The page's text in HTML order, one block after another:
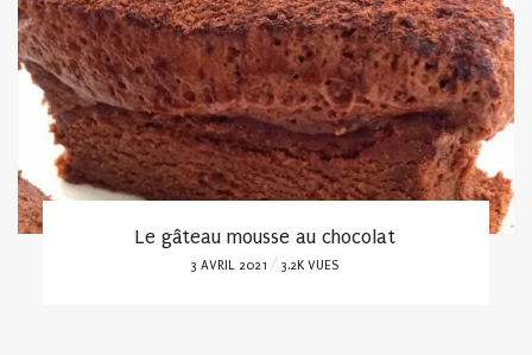
Le gâteau mousse au chocolat
POSTED
3 AVRIL 2021 3.2K VUES